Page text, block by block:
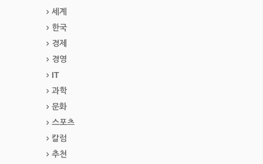
세계
한국
경제
경영
IT
과학
문화
스포츠
칼럼
추천